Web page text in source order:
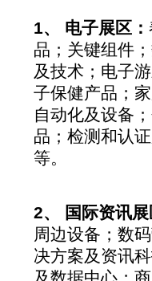
1、 电子展区：
品；关键组件
及技术；电子
子保健产品；
自动化及设备
品；检测和认
等。
2、 国际资讯
周边设备；数
决方案及资讯